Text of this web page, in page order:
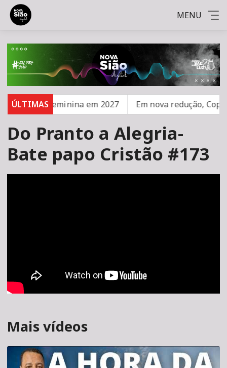
MENU
ÚLTIMAS
Copa Feminina em 2027 Em nova redução,
Do Pranto a Alegria-
Bate papo Cristão #173
Mais vídeos